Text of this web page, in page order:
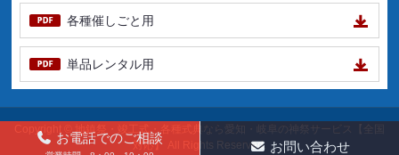
各種催しごと用
単品レンタル用
Copyright ©
地鎮祭・竣工式・各種式典なら愛知・岐阜の神祭サービス【全国
対応】 All Rights Reserved.
お電話でのご相談
お問い合わせ